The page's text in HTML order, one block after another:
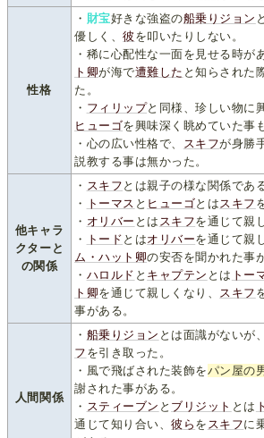
性格
・ 財宝好きな強盗の船乗りジョン
優しく、彼 を叩いたりしない。
・稀に心配性な一面を見せる時が
ト卿が海で遭難した と知らされた
た。
・ フィリップと同様、珍しい物に
ヒューゴを興味深く眺めていた事
・心の広い性格で、
スキフが身勝
説教する事は無かった。
他キャラ
クターと
の関係
・ スキフ とは親子の様な関係である
・
トーマス と ヒューゴとは スキフ
・ オリバー とは スキフを通じて親
・
トード とはオリバーを通じて親
ム・ハット卿の安否を聞かれた事
・ ハロルド と キャプテン とは トー
ト卿を通じて親しくなり、 スキフ
事がある。
人間関係
・ 船乗りジョン とは面識がないが
フ を引き取った。
・風で飛ばされた装飾をパン屋の
謝された事がある。
・ スティーブン と ブリジット とは
通じて知り合い、彼 ら を スキフに